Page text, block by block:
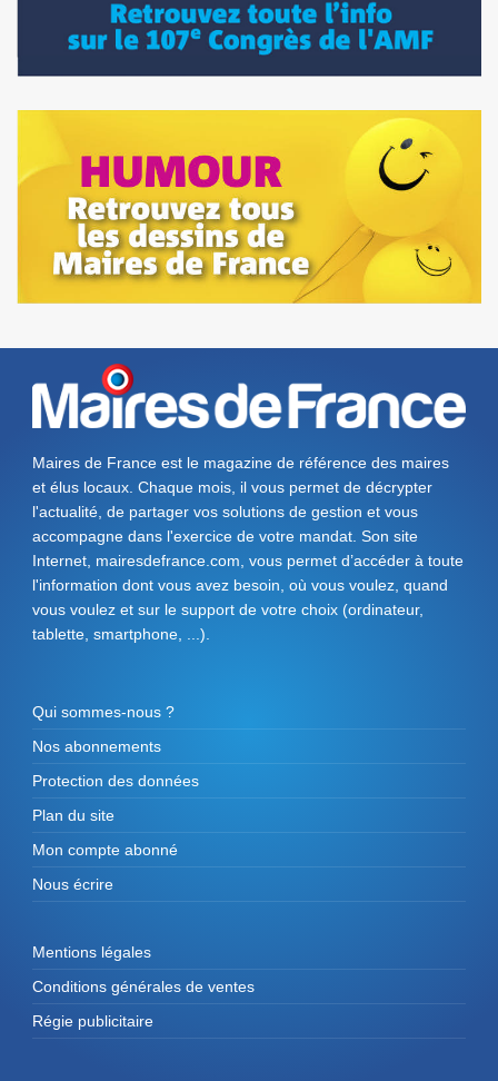
Maires de France est le magazine de référence des maires
et élus locaux. Chaque mois, il vous permet de décrypter
l'actualité, de partager vos solutions de gestion et vous
accompagne dans l'exercice de votre mandat. Son site
Internet, mairesdefrance.com, vous permet d’accéder à toute
l'information dont vous avez besoin, où vous voulez, quand
vous voulez et sur le support de votre choix (ordinateur,
tablette, smartphone, ...).
Qui sommes-nous ?
Nos abonnements
Protection des données
Plan du site
Mon compte abonné
Nous écrire
Mentions légales
Conditions générales de ventes
Régie publicitaire